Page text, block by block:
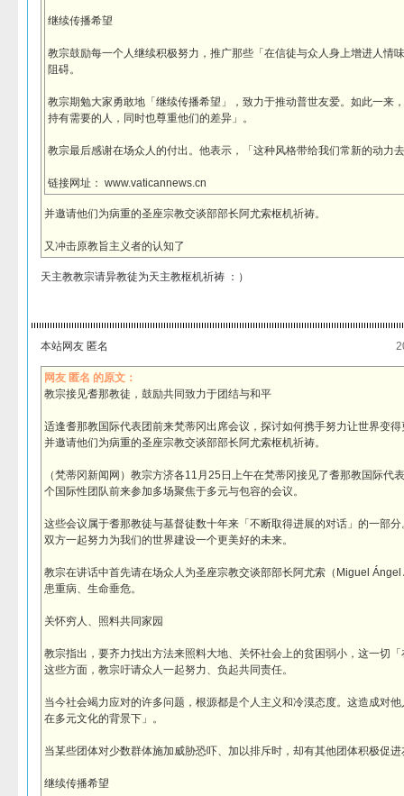
继续传播希望
教宗鼓励每一个人继续积极努力，推广那些「在信徒与众人身上增进人情
阻碍。
教宗期勉大家勇敢地「继续传播希望」，致力于推动普世友爱。如此一来
持有需要的人，同时也尊重他们的差异」。
教宗最后感谢在场众人的付出。他表示，「这种风格带给我们常新的动力
链接网址： www.vaticannews.cn
并邀请他们为病重的圣座宗教交谈部部长阿尤索枢机祈祷。
又冲击原教旨主义者的认知了
天主教教宗请异教徒为天主教枢机祈祷 ：）
本站网友 匿名
网友 匿名 的原文：
教宗接见耆那教徒，鼓励共同致力于团结与和平
适逢耆那教国际代表团前来梵蒂冈出席会议，探讨如何携手努力让世界变
并邀请他们为病重的圣座宗教交谈部部长阿尤索枢机祈祷。
（梵蒂冈新闻网）教宗方济各11月25日上午在梵蒂冈接见了耆那教国际代
个国际性团队前来参加多场聚焦于多元与包容的会议。
这些会议属于耆那教徒与基督徒数十年来「不断取得进展的对话」的一部
双方一起努力为我们的世界建设一个更美好的未来。
教宗在讲话中首先请在场众人为圣座宗教交谈部部长阿尤索（Miguel
患重病、生命垂危。
关怀穷人、照料共同家园
教宗指出，要齐力找出方法来照料大地、关怀社会上的贫困弱小，这一切
这些方面，教宗吁请众人一起努力、负起共同责任。
当今社会竭力应对的许多问题，根源都是个人主义和冷漠态度。这造成对
在多元文化的背景下」。
当某些团体对少数群体施加威胁恐吓、加以排斥时，却有其他团体积极促
继续传播希望